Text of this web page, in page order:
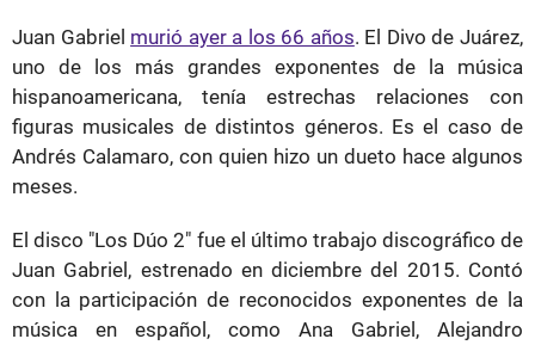
Juan Gabriel murió ayer a los 66 años. El Divo de Juárez,
uno de los más grandes exponentes de la música
hispanoamericana, tenía estrechas relaciones con
figuras musicales de distintos géneros. Es el caso de
Andrés Calamaro, con quien hizo un dueto hace algunos
meses.
El disco "Los Dúo 2" fue el último trabajo discográfico de
Juan Gabriel, estrenado en diciembre del 2015. Contó
con la participación de reconocidos exponentes de la
música en español, como Ana Gabriel, Alejandro